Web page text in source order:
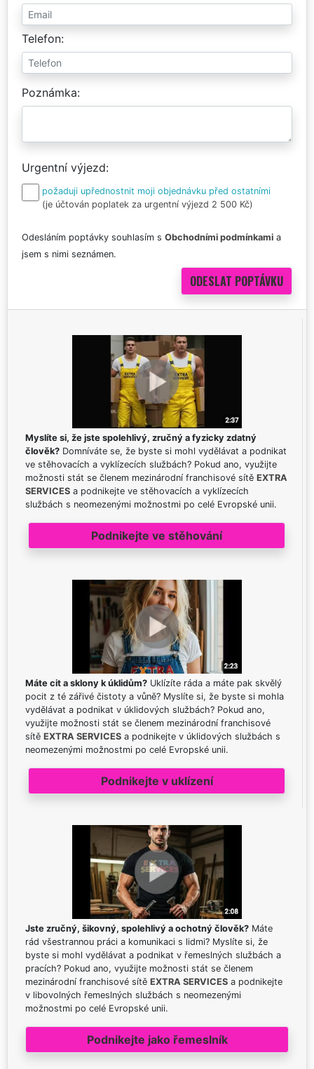
Telefon
Poznámka
Urgentní výjezd
požaduji upřednostnit moji objednávku před ostatními
(je účtován poplatek za urgentní výjezd 2 500 Kč)
Odesláním poptávky souhlasím s Obchodními podmínkami a
jsem s nimi seznámen.
Myslíte si, že jste spolehlivý, zručný a fyzicky zdatný
člověk? Domníváte se, že byste si mohl vydělávat a podnikat
ve stěhovacích a vyklízecích službách? Pokud ano, využijte
možnosti stát se členem mezinárodní franchisové sítě EXTRA
SERVICES a podnikejte ve stěhovacích a vyklízecích
službách s neomezenými možnostmi po celé Evropské unii.
Podnikejte ve stěhování
Máte cit a sklony k úklidům? Uklízíte ráda a máte pak skvělý
pocit z té zářivé čistoty a vůně? Myslíte si, že byste si mohla
vydělávat a podnikat v úklidových službách? Pokud ano,
využijte možnosti stát se členem mezinárodní franchisové
sítě EXTRA SERVICES a podnikejte v úklidových službách s
neomezenými možnostmi po celé Evropské unii.
Podnikejte v uklízení
Jste zručný, šikovný, spolehlivý a ochotný člověk? Máte
rád všestrannou práci a komunikaci s lidmi? Myslíte si, že
byste si mohl vydělávat a podnikat v řemeslných službách a
pracích? Pokud ano, využijte možnosti stát se členem
mezinárodní franchisové sítě EXTRA SERVICES a podnikejte
v libovolných řemeslných službách s neomezenými
možnostmi po celé Evropské unii.
Podnikejte jako řemeslník